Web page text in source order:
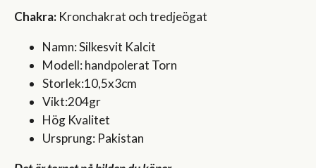
Chakra: Kronchakrat och tredjeögat
Namn: Silkesvit Kalcit
Modell: handpolerat Torn
Storlek:10,5x3cm
Vikt:204gr
Hög Kvalitet
Ursprung: Pakistan